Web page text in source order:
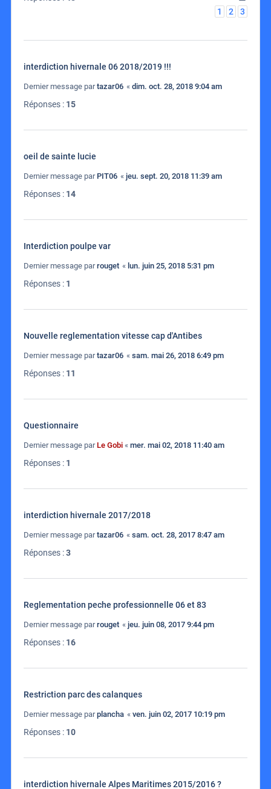
1
2 3
interdiction hivernale 06 2018/2019 !!!
Dernier message partazar06 « dim. oct. 28, 2018 9:04 am
Réponses : 15
oeil de sainte lucie
Dernier message par PIT06 « jeu. sept. 20, 2018 11:39 am
Réponses : 14
Interdiction poulpe var
Dernier message parrouget « lun. juin 25, 2018 5:31 pm
Réponses : 1
Nouvelle reglementation vitesse cap d'Antibes
Dernier message partazar06 « sam. mai 26, 2018 6:49 pm
Réponses : 11
Questionnaire
Dernier message par Le Gobi « mer. mai 02, 2018 11:40 am
Réponses : 1
interdiction hivernale 2017/2018
Dernier message partazar06 « sam. oct. 28, 2017 8:47 am
Réponses :3
Reglementation peche professionnelle 06 et 83
Dernier message parrouget « jeu. juin 08, 2017 9:44 pm
Réponses : 16
Restriction parc des calanques
Dernier message parplancha « ven. juin 02, 2017 10:19 pm
Réponses : 10
interdiction hivernale Alpes Maritimes 2015/2016 ?